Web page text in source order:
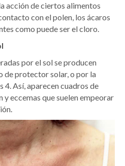
acción de ciertos alimentos
con el polen, los ácaros
como puede ser el cloro.
por el sol se producen
de protector solar, o por la
4. Así, aparecen cuadros de
eccemas que suelen empeorar